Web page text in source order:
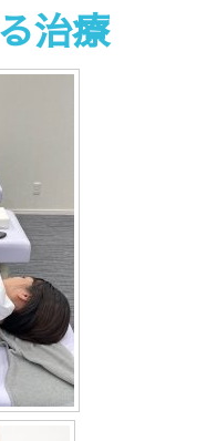
治療